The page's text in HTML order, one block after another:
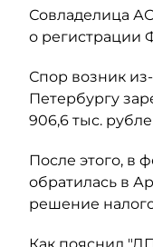
Совладелица
о регистрации
Спор возник
Петербургу
906,6 тыс.
После этого, в
обратилась в
решение